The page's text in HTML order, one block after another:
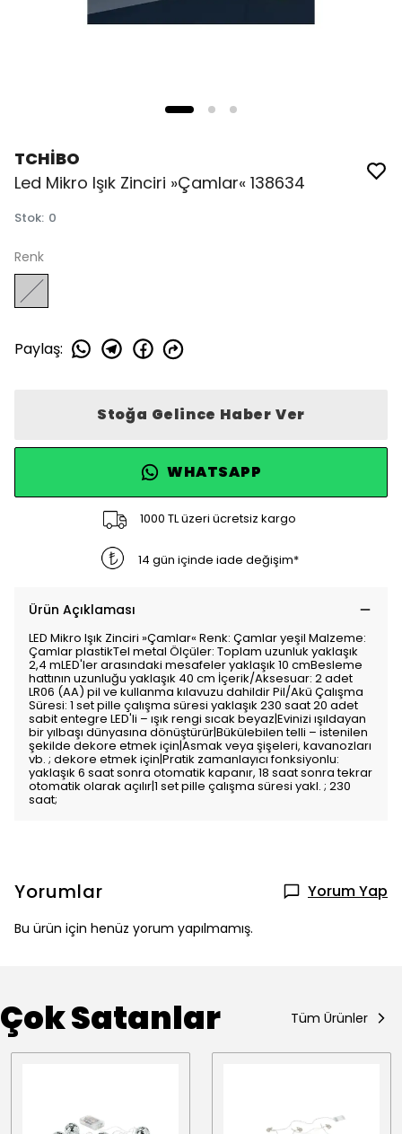
TCHİBO
Led Mikro Işık Zinciri »Çamlar« 138634
Stok: 0
Renk
Paylaş:
Stoğa Gelince Haber Ver
WHATSAPP
1000 TL üzeri ücretsiz kargo
14 gün içinde iade değişim*
Ürün Açıklaması
LED Mikro Işık Zinciri »Çamlar« Renk: Çamlar yeşil Malzeme:
Çamlar plastikTel metal Ölçüler: Toplam uzunluk yaklaşık
2,4 mLED'ler arasındaki mesafeler yaklaşık 10 cmBesleme
hattının uzunluğu yaklaşık 40 cm İçerik/Aksesuar: 2 adet
LR06 (AA) pil ve kullanma kılavuzu dahildir Pil/Akü Çalışma
Süresi: 1 set pille çalışma süresi yaklaşık 230 saat 20 adet
sabit entegre LED'li – ışık rengi sıcak beyaz|Evinizi ışıldayan
bir yılbaşı dünyasına dönüştürür|Bükülebilen telli – istenilen
şekilde dekore etmek için|Asmak veya şişeleri, kavanozları
vb. ; dekore etmek için|Pratik zamanlayıcı fonksiyonlu:
yaklaşık 6 saat sonra otomatik kapanır, 18 saat sonra tekrar
otomatik olarak açılır|1 set pille çalışma süresi yakl. ; 230
saat;
Yorumlar Yorum Yap
Bu ürün için henüz yorum yapılmamış.
Çok Satanlar Tüm Ürünler